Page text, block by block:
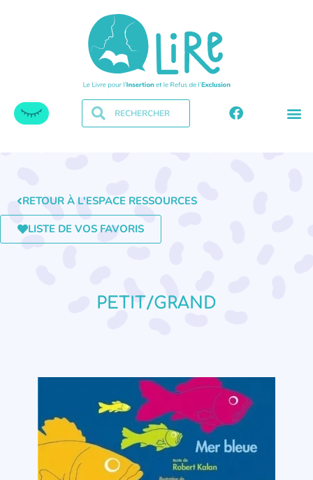
RETOUR À L'ESPACE RESSOURCES
LISTE DE VOS FAVORIS
PETIT/GRAND